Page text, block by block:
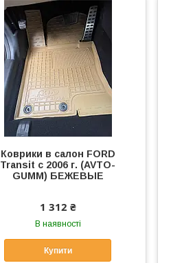
Коврики в салон FORD
Transit с 2006 г. (AVTO-
GUMM) БЕЖЕВЫЕ
1 312 ₴
В наявності
Купити